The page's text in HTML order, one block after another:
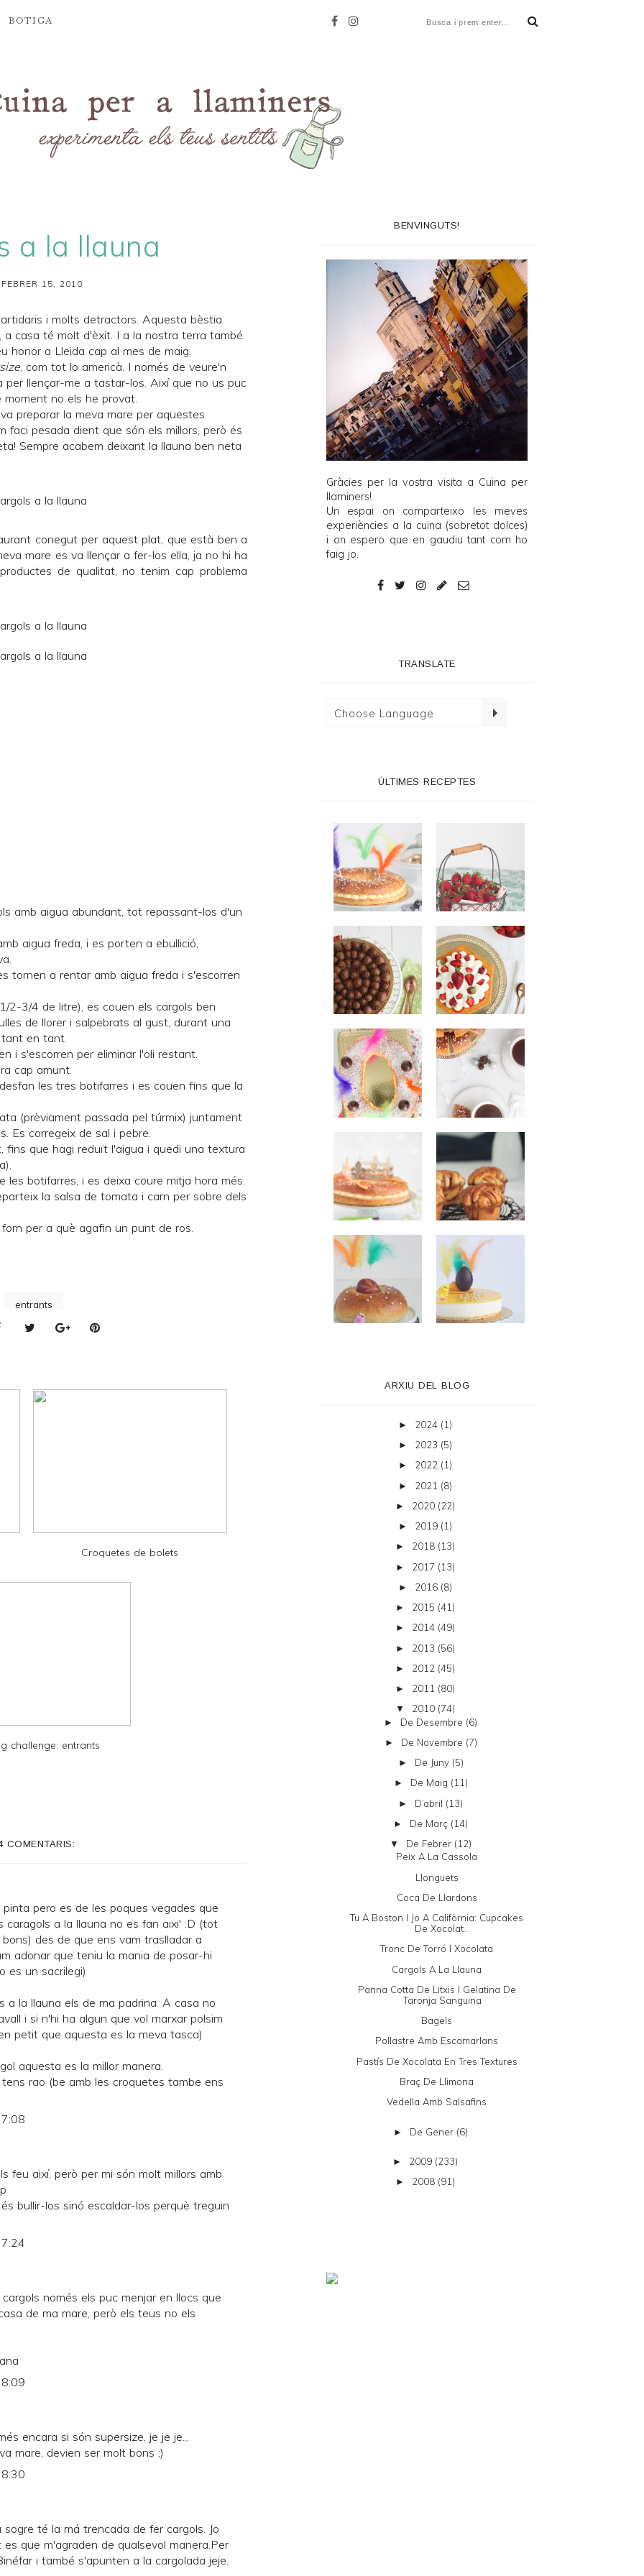
BOTIGA
a la llauna
FEBRER 15, 2010
i molts detractors. Aquesta bèstia
casa té molt d'èxit. I a la nostra terra també.
honor a Lleida cap al mes de maig.
, com tot lo americà. I només de veure'n
per llençar-me a tastar-los. Així que no us puc
moment no els he provat.
preparar la meva mare per aquestes
faci pesada dient que són els millors, però és
Sempre acabem deixant la llauna ben neta
conegut per aquest plat, que està ben a
mare es va llençar a fer-los ella, ja no hi ha
de qualitat, no tenim cap problema
amb aigua abundant, tot repassant-los d'un
aigua freda, i es porten a ebullició,
tornen a rentar amb aigua freda i s'escorren
2-3/4 de litre), es couen els cargols ben
de llorer i salpebrats al gust, durant una
tant en tant.
i s'escorren per eliminar l'oli restant.
cap amunt.
les tres botifarres i es couen fins que la
(prèviament passada pel túrmix) juntament
Es corregeix de sal i pebre.
fins que hagi reduït l'aigua i quedi una textura
les botifarres, i es deixa coure mitja hora més.
la salsa de tomata i carn per sobre dels
per a què agafin un punt de ros.
entrants
Croquetes de bolets
challenge: entrants
COMENTARIS:
pero es de les poques vegades que
caragols a la llauna no es fan aixi' :D (tot
des de que ens vam traslladar a
adonar que teniu la mania de posar-hi
es un sacrilegi)
a la llauna els de ma padrina. A casa no
i si n'hi ha algun que vol marxar polsim
petit que aquesta es la meva tasca)
aquesta es la millor manera.
rao (be amb les croquetes tambe ens
feu així, però per mi són molt millors amb
bullir-los sinó escaldar-los perquè treguin
només els puc menjar en llocs que
de ma mare, però els teus no els
encara si són supersize, je je je...
mare, devien ser molt bons ;)
sogre té la má trencada de fer cargols. Jo
que m'agraden de qualsevol manera.Per
i també s'apunten a la cargolada jeje.
BENVINGUTS!
Gràcies per la vostra visita a Cuina per
llaminers!
Un espai on comparteixo les meves
experiències a la cuina (sobretot dolces)
i on espero que en gaudiu tant com ho
faig jo.
TRANSLATE
ÚLTIMES RECEPTES
ARXIU DEL BLOG
► 2024 (1)
► 2023 (5)
► 2022 (1)
► 2021 (8)
► 2020 (22)
► 2019 (1)
► 2018 (13)
► 2017 (13)
► 2016 (8)
► 2015 (41)
► 2014 (49)
► 2013 (56)
► 2012 (45)
► 2011 (80)
▼ 2010 (74)
► De Desembre (6)
► De Novembre (7)
► De Juny (5)
► De Maig (11)
► D’abril (13)
► De Març (14)
▼ De Febrer (12)
Peix A La Cassola
Llonguets
Coca De Llardons
Tu A Boston I Jo A Califòrnia: Cupcakes
De Xocolat...
Tronc De Torró I Xocolata
Cargols A La Llauna
Panna Cotta De Litxis I Gelatina De
Taronja Sanguina
Bagels
Pollastre Amb Escamarlans
Pastís De Xocolata En Tres Textures
Braç De Llimona
Vedella Amb Salsafins
► De Gener (6)
► 2009 (233)
► 2008 (91)